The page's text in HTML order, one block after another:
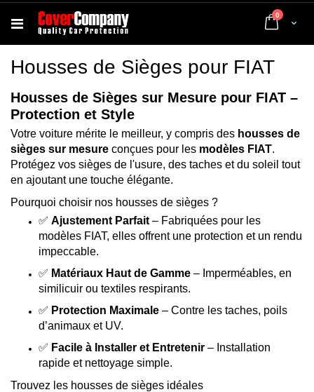
Cart
0 articles
Housses de Sièges pour FIAT
Housses de Sièges sur Mesure pour FIAT –
Protection et Style
Votre voiture mérite le meilleur, y compris des housses de
sièges sur mesure conçues pour les modèles FIAT.
Protégez vos sièges de l'usure, des taches et du soleil tout
en ajoutant une touche élégante.
Pourquoi choisir nos housses de sièges ?
✅ Ajustement Parfait – Fabriquées pour les
modèles FIAT, elles offrent une protection et un rendu
impeccable.
✅ Matériaux Haut de Gamme – Imperméables, en
similicuir ou textiles respirants.
✅ Protection Maximale – Contre les taches, poils
d’animaux et UV.
✅ Facile à Installer et Entretenir – Installation
rapide et nettoyage simple.
Trouvez les housses de sièges idéales